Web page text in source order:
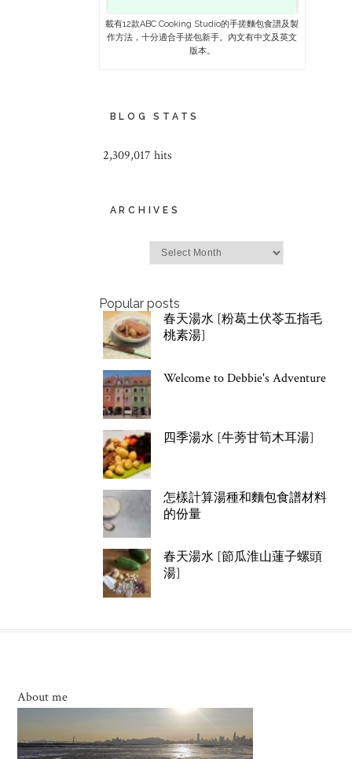
載有12款ABC Cooking Studio的手搓麵包食譜及製
作方法，十分適合手搓包新手。內文有中文及英文
版本。
BLOG STATS
2,309,017 hits
ARCHIVES
Popular posts
春天湯水 [粉葛土伏苓五指毛
桃素湯]
Welcome to Debbie's Adventure
四季湯水 [牛蒡甘筍木耳湯]
怎樣計算湯種和麵包食譜材料
的份量
春天湯水 [節瓜淮山蓮子螺頭
湯]
About me